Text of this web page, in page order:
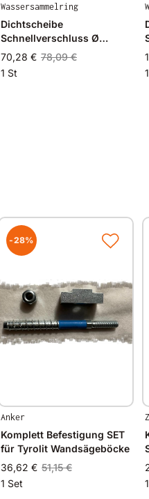
Wassersammelring
Dichtscheibe
Schnellverschluss Ø
100mm
70,28 € 78,09 €
1 St
-28%
Anker
Komplett Befestigung SET
für Tyrolit Wandsägeböcke
36,62 € 51,15 €
1 Set